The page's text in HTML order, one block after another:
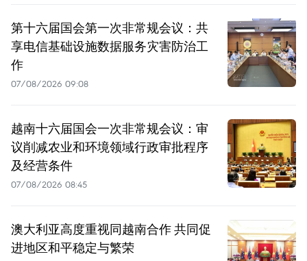
第十六届国会第一次非常规会议：共
享电信基础设施数据服务灾害防治工
作
07/08/2026 09:08
越南十六届国会一次非常规会议：审
议削减农业和环境领域行政审批程序
及经营条件
07/08/2026 08:45
澳大利亚高度重视同越南合作 共同促
进地区和平稳定与繁荣